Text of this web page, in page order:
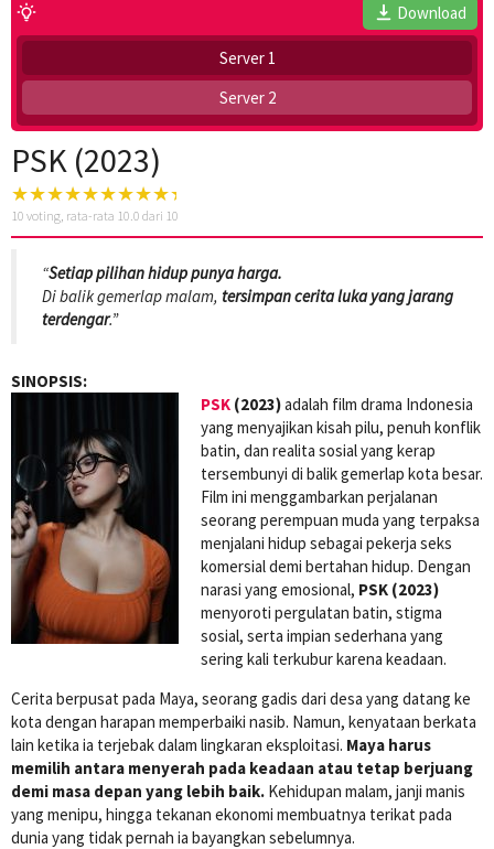
Download
Server 1
Server 2
PSK (2023)
10 voting, rata-rata 10.0 dari 10
“Setiap pilihan hidup punya harga.
Di balik gemerlap malam, tersimpan cerita luka yang jarang
terdengar.”
SINOPSIS:
PSK (2023)adalah film drama Indonesia
yang menyajikan kisah pilu, penuh konflik
batin, dan realita sosial yang kerap
tersembunyi di balik gemerlap kota besar.
Film ini menggambarkan perjalanan
seorang perempuan muda yang terpaksa
menjalani hidup sebagai pekerja seks
komersial demi bertahan hidup. Dengan
narasi yang emosional, PSK (2023)
menyoroti pergulatan batin, stigma
sosial, serta impian sederhana yang
sering kali terkubur karena keadaan.
Cerita berpusat pada Maya, seorang gadis dari desa yang datang ke
kota dengan harapan memperbaiki nasib. Namun, kenyataan berkata
lain ketika ia terjebak dalam lingkaran eksploitasi. Maya harus
memilih antara menyerah pada keadaan atau tetap berjuang
demi masa depan yang lebih baik. Kehidupan malam, janji manis
yang menipu, hingga tekanan ekonomi membuatnya terikat pada
dunia yang tidak pernah ia bayangkan sebelumnya.